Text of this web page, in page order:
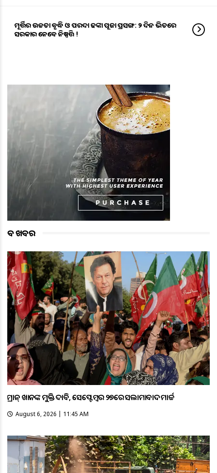
ମୂର୍ତ୍ତିର ଉଚ୍ଚତା ବୃଦ୍ଧି ଓ ପରଦା ଢଙ୍କା ପୂଜା ପ୍ରସଙ୍ଗ: ୨ ଦିନ ଭିତରେ
ସରକାର ନେବେ ନିଷ୍ପତ୍ତି !
ବଡ ଖବର
ଇମ୍ରାନ୍ ଖାନଙ୍କ ମୁକ୍ତି ଦାବି, ସେପ୍ଟେମ୍ବର ୨୭ରେ ଇସଲାମାବାଦ ମାର୍ଚ୍ଚ
August 6, 2026 | 11:45 AM